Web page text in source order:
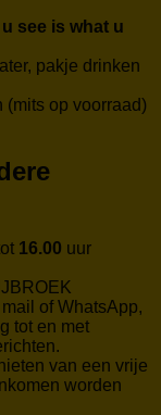
see is what u
pakje drinken
(mits op voorraad)
16.00 uur
of WhatsApp,
tot en met
van een vrije
worden